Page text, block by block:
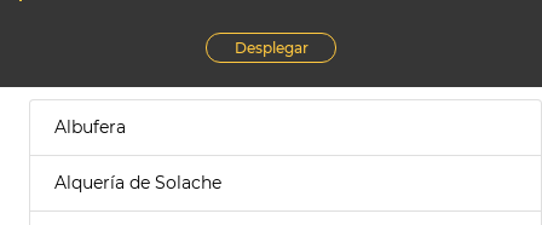
Desplegar
Albufera
Alquería de Solache